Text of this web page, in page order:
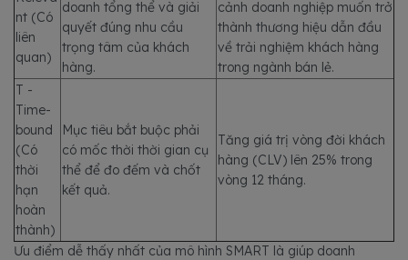
nt (Có
liên
quan)
doanh tổng thể và giải
quyết đúng nhu cầu
trọng tâm của khách
hàng.
cảnh doanh nghiệp muốn trở
thành thương hiệu dẫn đầu
về trải nghiệm khách hàng
trong ngành bán lẻ.
T -
Time-
bound
(Có
thời
hạn
hoàn
thành)
Mục tiêu bắt buộc phải
có mốc thời thời gian cụ
thể để đo đếm và chốt
kết quả.
Tăng giá trị vòng đời khách
hàng (CLV) lên 25% trong
vòng 12 tháng.
Ưu điểm dễ thấy nhất của mô hình SMART là giúp doanh